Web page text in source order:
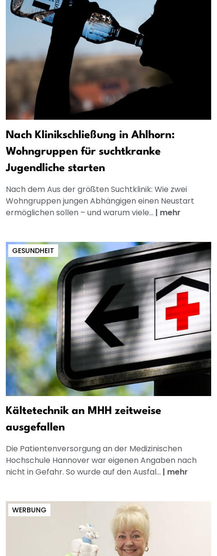
Nach Klinikschließung in Ahlhorn:
Wohngruppen für suchtkranke
Jugendliche starten
Nach dem Aus der größten Suchtklinik: Wie zwei
Wohngruppen jungen Abhängigen einen Neustart
ermöglichen sollen – und warum viele... | mehr
GESUNDHEIT
Kältetechnik an MHH zeitweise
ausgefallen
Die Patientenversorgung an der Medizinischen
Hochschule Hannover war eigenen Angaben nach
nicht in Gefahr. So wurde auf den Ausfal... | mehr
WERBUNG